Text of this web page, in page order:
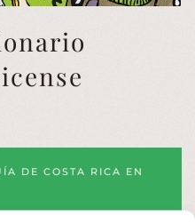
DE COSTA RICA EN